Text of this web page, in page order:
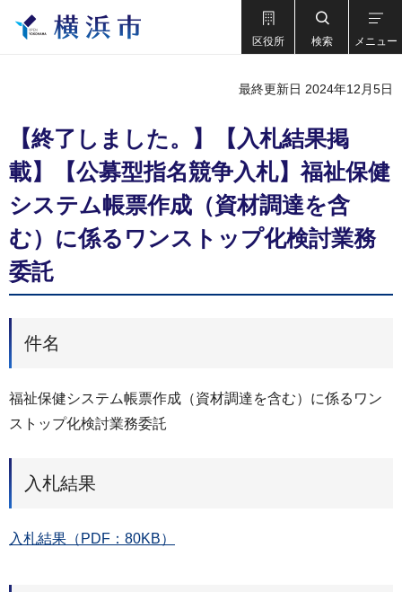
区役所 検索 メニュー
最終更新日 2024年12月5日
【終了しました。】【入札結果掲
載】【公募型指名競争入札】福祉保健
システム帳票作成（資材調達を含
む）に係るワンストップ化検討業務
委託
件名
福祉保健システム帳票作成（資材調達を含む）に係るワン
ストップ化検討業務委託
入札結果
入札結果（PDF：80KB）